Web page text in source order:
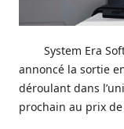
System Era
annoncé la sortie
déroulant dans
prochain au prix de